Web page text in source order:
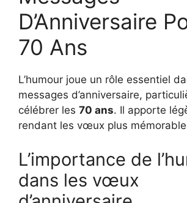
D’Anniversaire
70 Ans
L’humour joue un rôle essentiel
messages d’anniversaire,
célébrer les 70 ans. Il apporte
rendant les vœux plus
L’importance de
dans les vœux